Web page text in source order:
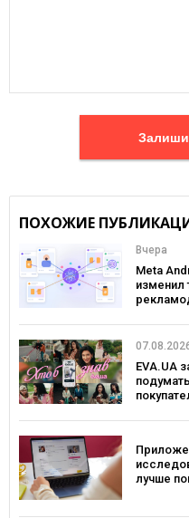
ПОХОЖИЕ
Вчера
Meta
изменил
EVA.UA
лучше